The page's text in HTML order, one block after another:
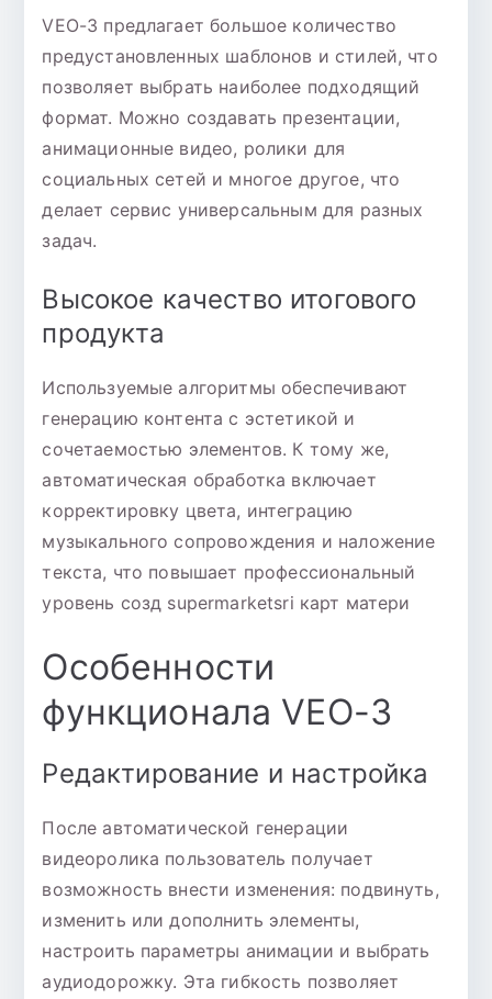
VEO-3 предлагает большое количество
предустановленных шаблонов и стилей, что
позволяет выбрать наиболее подходящий
формат. Можно создавать презентации,
анимационные видео, ролики для
социальных сетей и многое другое, что
делает сервис универсальным для разных
задач.
Высокое качество итогового
продукта
Используемые алгоритмы обеспечивают
генерацию контента с эстетикой и
сочетаемостью элементов. К тому же,
автоматическая обработка включает
корректировку цвета, интеграцию
музыкального сопровождения и наложение
текста, что повышает профессиональный
уровень созд supermarketsri карт матери
Особенности
функционала VEO-3
Редактирование и настройка
После автоматической генерации
видеоролика пользователь получает
возможность внести изменения: подвинуть,
изменить или дополнить элементы,
настроить параметры анимации и выбрать
аудиодорожку. Эта гибкость позволяет